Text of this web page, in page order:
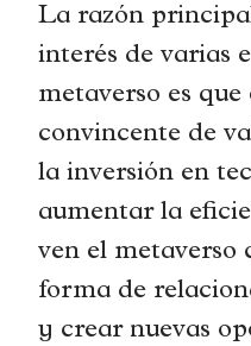
La razón
interés de varias
metaverso es
convincente de
la inversión en
aumentar la
ven el metaverso
forma de
y crear nuevas